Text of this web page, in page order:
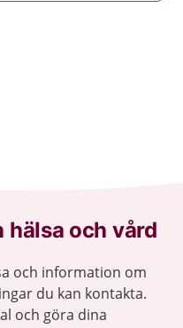
och vård
och information om
du kan kontakta.
och göra dina